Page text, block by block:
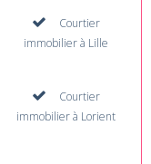
Courtier
immobilier à Lille
Courtier
immobilier à Lorient